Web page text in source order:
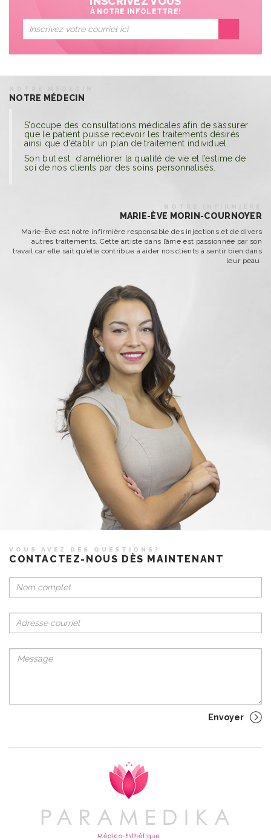
À NOTRE INFOLETTRE!
NOTRE MÉDECIN
S’occupe des consultations médicales afin de s’assurer
que le patient puisse recevoir les traitements désirés
ainsi que d’établir un plan de traitement individuel.
Son but est d'améliorer la qualité de vie et l’estime de
soi de nos clients par des soins personnalisés.
MARIE-ÈVE MORIN-COURNOYER
Marie-Ève est notre infirmière responsable des injections et de divers
autres traitements. Cette artiste dans l’âme est passionnée par son
travail car elle sait qu’elle contribue à aider nos clients à sentir bien dans
leur peau.
VOUS AVEZ DES QUESTIONS?
CONTACTEZ-NOUS DÈS MAINTENANT